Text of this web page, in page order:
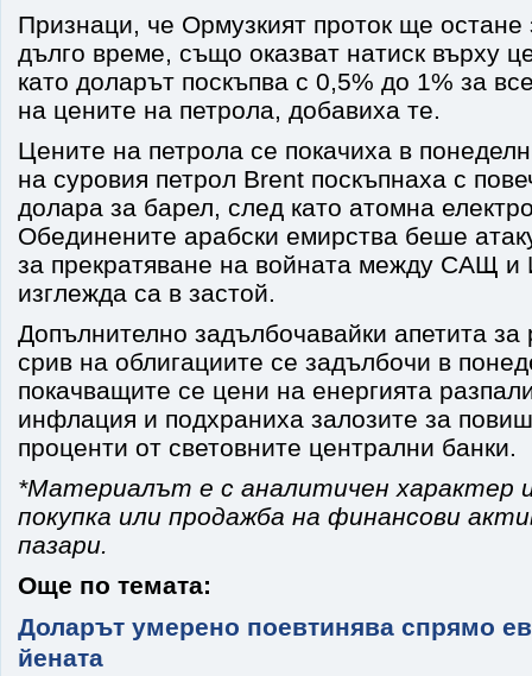
Признаци, че Ормузкият проток ще остане
дълго време, също оказват натиск върху
като доларът поскъпва с 0,5% до 1% за
на цените на петрола, добавиха те.
Цените на петрола се покачиха в
на суровия петрол Brent поскъпнаха с
долара за барел, след като атомна
Обединените арабски емирства беше
за прекратяване на войната между САЩ
изглежда са в застой.
Допълнително задълбочавайки апетита за
срив на облигациите се задълбочи в
покачващите се цени на енергията
инфлация и подхраниха залозите за
проценти от световните централни банки.
*Материалът е с аналитичен характер
покупка или продажба на финансови
пазари.
Още по темата:
Доларът умерено поевтинява спрямо
йената